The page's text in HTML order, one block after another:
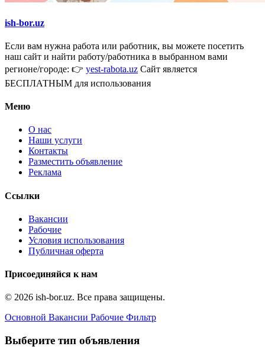
ish-bor.uz
Если вам нужна работа или работник, вы можете посетить
наш сайт и найти работу/работника в выбранном вами
регионе/городе: 👉 yest-rabota.uz Сайт является
БЕСПЛАТНЫМ для использования
Меню
О нас
Наши услуги
Контакты
Разместить объявление
Реклама
Ссылки
Вакансии
Рабочие
Условия использования
Публичная оферта
Присоединяйся к нам
© 2026 ish-bor.uz. Все права защищены.
Основной Вакансии Рабочие Фильтр
Выберите тип объявления